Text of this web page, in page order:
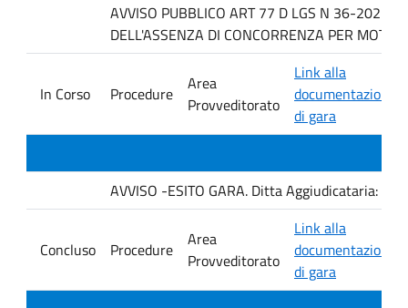
AVVISO PUBBLICO ART 77 D LGS N 36-2023
DELL'ASSENZA DI CONCORRENZA PER MOTIVI
In Corso Procedure
Area
Provveditorato
Link alla
documentazione
di gara
AVVISO -ESITO GARA. Ditta Aggiudicataria: M.
Concluso Procedure
Area
Provveditorato
Link alla
documentazione
di gara